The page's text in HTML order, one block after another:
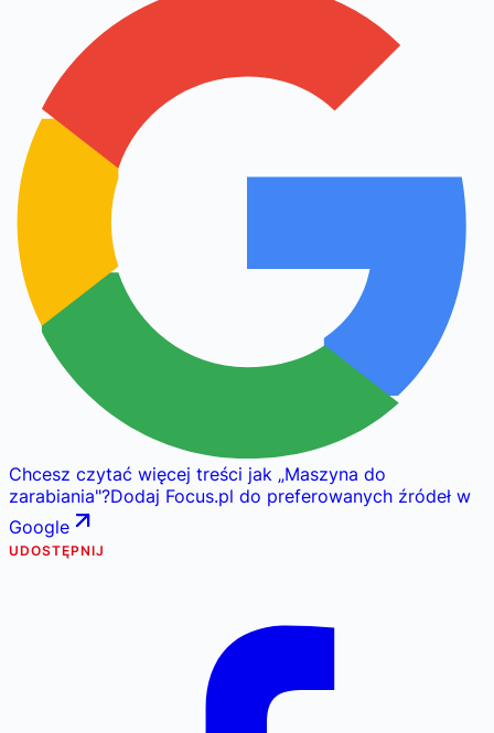
Chcesz czytać więcej treści jak „Maszyna do
zarabiania"?Dodaj Focus.pl do preferowanych źródeł w
Google
UDOSTĘPNIJ